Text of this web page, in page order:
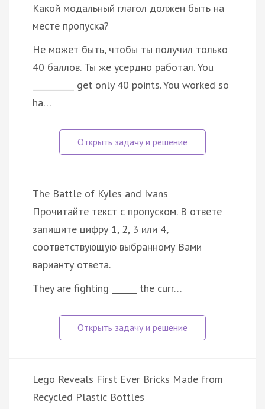
Какой модальный глагол должен быть на
месте пропуска?
He может быть, чтобы ты получил только
40 баллов. Ты же усердно работал. You
__________ get only 40 points. You worked so
ha…
The Battle of Kyles and Ivans
Прочитайте текст с пропуском. В ответе
запишите цифру 1, 2, 3 или 4,
соответствующую выбранному Вами
варианту ответа.
They are fighting ______ the curr…
Lego Reveals First Ever Bricks Made from
Recycled Plastic Bottles